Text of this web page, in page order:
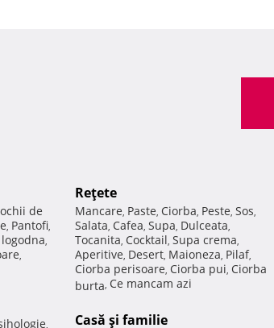
de
, Pantofi,
,
,
,
Reţete
Mancare, Paste, Ciorba, Peste, Sos,
Salata, Cafea, Supa, Dulceata,
Tocanita, Cocktail, Supa crema,
Aperitive, Desert, Maioneza, Pilaf,
Ciorba perisoare, Ciorba pui, Ciorba
burta, Ce mancam azi
Casă şi familie